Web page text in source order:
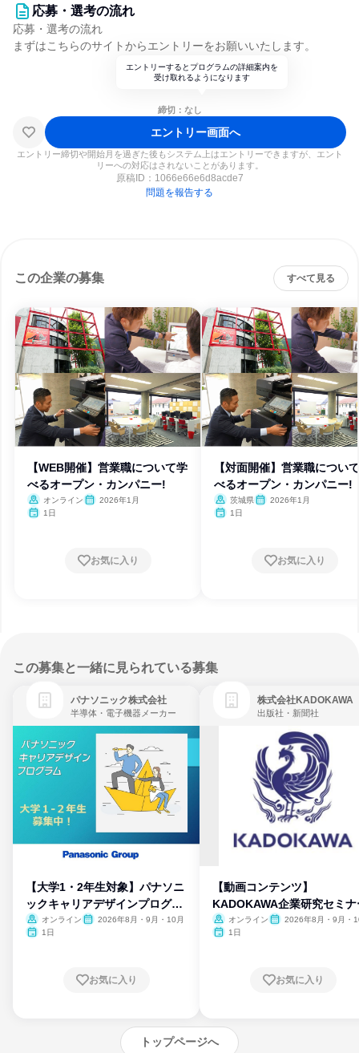
応募・選考の流れ
応募・選考の流れ
まずはこちらのサイトからエントリーをお願いいたします。
エントリーするとプログラムの詳細案内を
受け取れるようになります
締切：なし
エントリー画面へ
エントリー締切や開始月を過ぎた後もシステム上はエントリーできますが、エント
リーへの対応はされないことがあります。
原稿ID： 1066e66e6d8acde7
問題を報告する
この企業の募集 すべて見る
【WEB開催】営業職について学
べるオープン・カンパニー!
オンライン
2026年1月
1日
お気に入り
【対面開催】営業職につい
べるオープン・カンパニー!
茨城県
2026年1月
1日
お気に入り
この募集と一緒に見られている募集
パナソニック株式会社
半導体・電子機器メーカー
【大学1・2年生対象】パナソニ
ックキャリアデザインプログラ
ム
オンライン
2026年8月・9月・10月
1日
お気に入り
株式会社KADOKAWA
出版社・新聞社
【動画コンテンツ】
KADOKAWA企業研究セミナ
オンライン
2026年8月・9月・
1日
お気に入り
トップページへ